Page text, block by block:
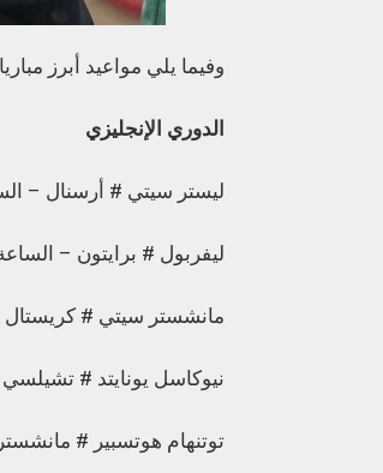
وفيما يلي مواعيد أبرز
الدوري الإنجليزي
ليستر سيتي # أرسنال – الساعة
ليفربول # برايتون – الساعة
مانشستر سيتي # كريستال
نيوكاسل يونايتد # تشيلسي –
توتنهام هوتسبير # مانشستر